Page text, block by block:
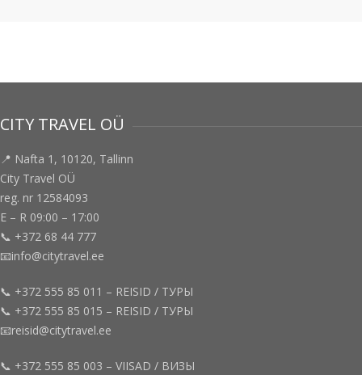
CITY TRAVEL OÜ
📍 Nafta 1, 10120, Tallinn
City Travel OÜ
reg. nr 12584093
E – R 09:00 – 17:00
📞 +372 68 44 777
📧info@citytravel.ee
📞 +372 555 85 011 – REISID / ТУРЫ
📞 +372 555 85 015 – REISID / ТУРЫ
📧reisid@citytravel.ee
📞 +372 555 85 003 – VIISAD / ВИЗЫ